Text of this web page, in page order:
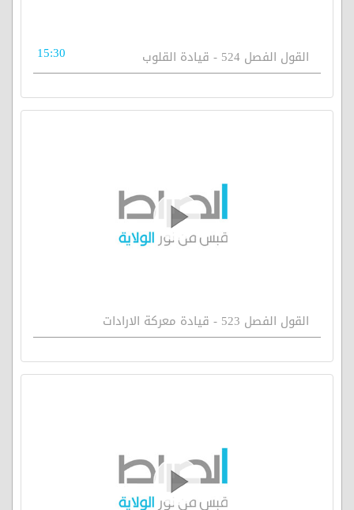
القول الفصل 524 - قيادة القلوب 15:30
القول الفصل 523 - قيادة معركة الارادات